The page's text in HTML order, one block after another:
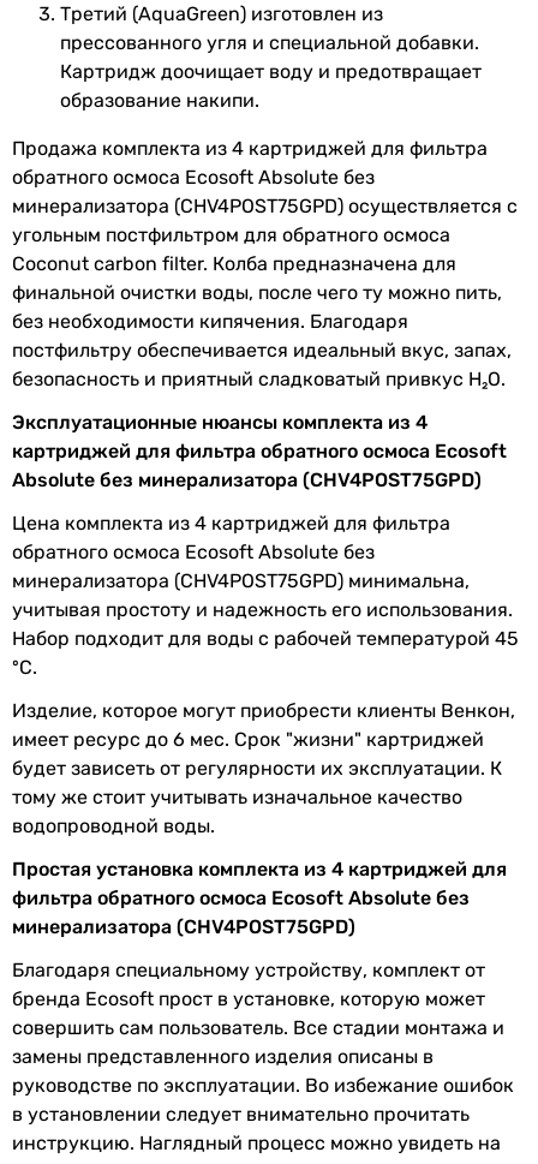
Увидели ошибку в описании или характеристиках?
Сообщите нам об этом!
Сообщить об ошибке
Absolute без минерализатора (CHV4POST75GPD) носят
ознакомительный характер и могут изменяться
производителем без уведомления. Магазин не несет
ответственности за изменения, внесенные
производителем.
Третий (AquaGreen) изготовлен из
прессованного угля и специальной добавки.
Картридж доочищает воду и предотвращает
образование накипи.
Продажа комплекта из 4 картриджей для фильтра
обратного осмоса Ecosoft Absolute без
минерализатора (CHV4POST75GPD) осуществляется с
угольным постфильтром для обратного осмоса
Coconut carbon filter. Колба предназначена для
финальной очистки воды, после чего ту можно пить,
без необходимости кипячения. Благодаря
постфильтру обеспечивается идеальный вкус, запах,
безопасность и приятный сладковатый привкус Н₂О.
Эксплуатационные нюансы комплекта из 4
картриджей для фильтра обратного осмоса Ecosoft
Absolute без минерализатора (CHV4POST75GPD)
Цена комплекта из 4 картриджей для фильтра
обратного осмоса Ecosoft Absolute без
минерализатора (CHV4POST75GPD) минимальна,
учитывая простоту и надежность его использования.
Набор подходит для воды с рабочей температурой 45
ºC.
Изделие, которое могут приобрести клиенты Венкон,
имеет ресурс до 6 мес. Срок "жизни" картриджей
будет зависеть от регулярности их эксплуатации. К
тому же стоит учитывать изначальное качество
водопроводной воды.
Простая установка комплекта из 4 картриджей для
фильтра обратного осмоса Ecosoft Absolute без
минерализатора (CHV4POST75GPD)
Благодаря специальному устройству, комплект от
бренда Ecosoft прост в установке, которую может
совершить сам пользователь. Все стадии монтажа и
замены представленного изделия описаны в
руководстве по эксплуатации. Во избежание ошибок
в установлении следует внимательно прочитать
инструкцию. Наглядный процесс можно увидеть на